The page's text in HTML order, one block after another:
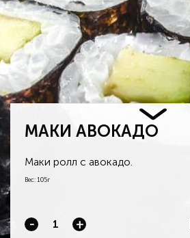
МАКИ АВОКАДО
Маки ролл с авокадо.
Вес: 105г
- +